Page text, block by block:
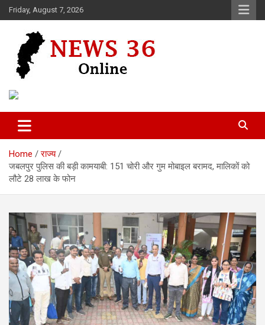
Skip
to
Friday, August 7, 2026
News 36
Home
राज्य
जबलपुर पुलिस की बड़ी कामयाबी: 151 चोरी और गुम मोबाइल बरामद, मालिकों को
लौटे 28 लाख के फोन